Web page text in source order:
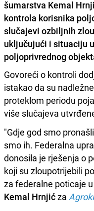
šumarstva Kemal
kontrola korisnika
slučajevi ozbiljnih
uključujući i situaciju
poljoprivrednog
Govoreći o kontroli
istakao da su
proteklom periodu
više slučajeva
"Gdje god smo
smo ih. Federalna
donosila je rješenja o
koji su zloupotrijebili
za federalne poticaje
Kemal Hrnjićza